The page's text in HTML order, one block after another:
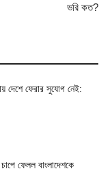
ভরি কত?
দেশে ফেরার সুযোগ নেই:
ফেলল বাংলাদেশকে